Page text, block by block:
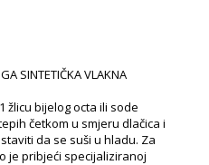
SINTETIČKA VLAKNA
žlicu bijelog octa ili sode
četkom u smjeru dlačica i
da se suši u hladu. Za
je pribjeći specijaliziranoj